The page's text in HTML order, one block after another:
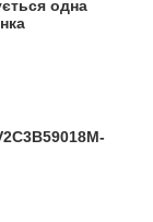
одна